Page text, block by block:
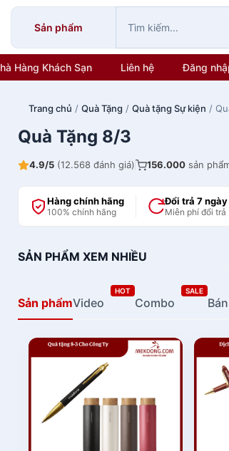
Sản phẩm
Hàng Khách Sạn Liên hệ Đăng
Trang chủ / Quà Tặng / Quà tặng Sự kiện /
Quà Tặng 8/3
4.9/5 (12.568 đánh giá) 156.000 sản
Hàng chính hãng
100% chính hãng
Đổi trả 7 ngày
Miễn phí đổi trả
SẢN PHẨM XEM NHIỀU
Sản phẩmVideo
HOT
Combo
SALE